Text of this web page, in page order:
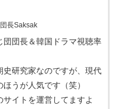
長Saksak
団団長＆韓国ドラマ視聴率
史研究家なのですが、現代
うが人気です（笑）
イトを運営してますよ